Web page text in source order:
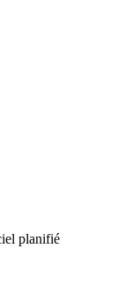
planifié